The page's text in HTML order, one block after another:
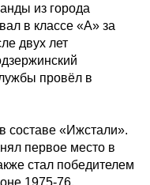
из города
в классе «А» за
двух лет
провёл в
составе «Ижстали».
первое место в
стал победителем
1975-76,